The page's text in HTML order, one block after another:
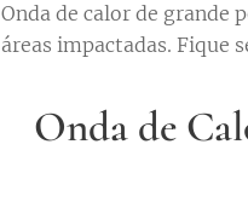
Onda de calor de grande
áreas impactadas. Fique
Onda de